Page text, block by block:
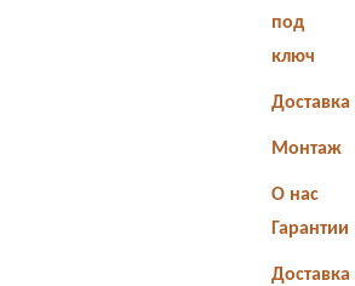
под
ключ
Доставка
Монтаж
О нас
Гарантии
Доставка